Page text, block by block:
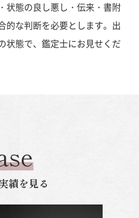
状態の良し悪し・伝来・書附
的な判断を必要とします。出
状態で、鑑定士にお見せくだ
績を見る